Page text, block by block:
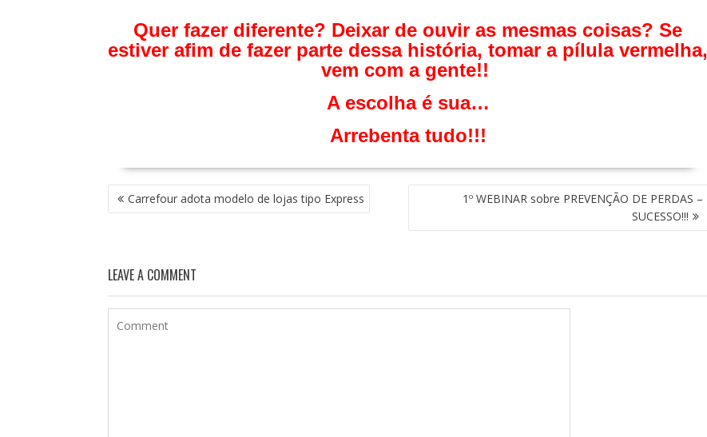
Quer fazer diferente? Deixar de ouvir as mesmas coisas? Se
estiver afim de fazer parte dessa história, tomar a pílula vermelha,
vem com a gente!!
A escolha é sua…
Arrebenta tudo!!!
NAVEGAÇÃO
DE Carrefour adota modelo de lojas tipo Express
1º WEBINAR sobre PREVENÇÃO DE PERDAS –
SUCESSO!!!
LEAVE A COMMENT